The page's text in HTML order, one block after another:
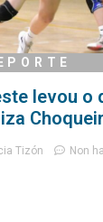
levou o
Tizón Non